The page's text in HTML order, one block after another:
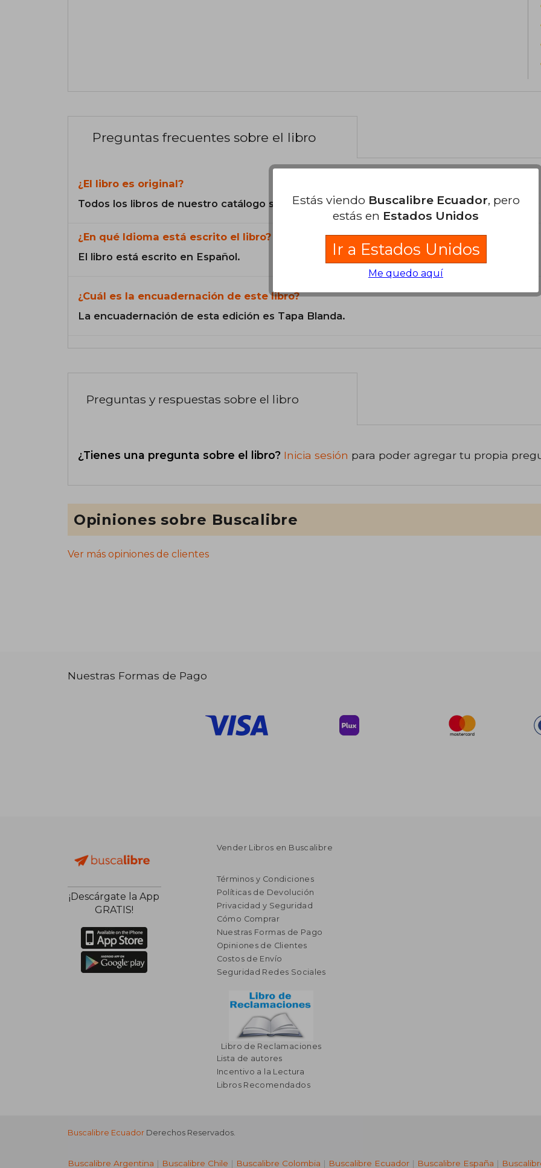
Preguntas frecuentes sobre el libro
¿El libro es original?
Todos los libros de nuestro catálogo son Originales.
¿En qué Idioma está escrito el libro?
El libro está escrito en Español.
¿Cuál es la encuadernación de este libro?
La encuadernación de esta edición es Tapa Blanda.
Preguntas y respuestas sobre el libro
¿Tienes una pregunta sobre el libro? Inicia sesión para poder agregar tu propia
Opiniones sobre Buscalibre
Ver más opiniones de clientes
Nuestras Formas de Pago
¡Descárgate la App
GRATIS!
Vender Libros en Buscalibre
Términos y Condiciones
Políticas de Devolución
Privacidad y Seguridad
Cómo Comprar
Nuestras Formas de Pago
Opiniones de Clientes
Costos de Envío
Seguridad Redes Sociales
Libro de Reclamaciones
Lista de autores
Incentivo a la Lectura
Libros Recomendados
Buscalibre Ecuador Derechos Reservados.
Buscalibre Argentina | Buscalibre Chile | Buscalibre Colombia | Buscalibre Ecuador | Buscalibre España |
Estás viendo Buscalibre Ecuador, pero
estás en Estados Unidos
Ir a Estados Unidos
Me quedo aquí